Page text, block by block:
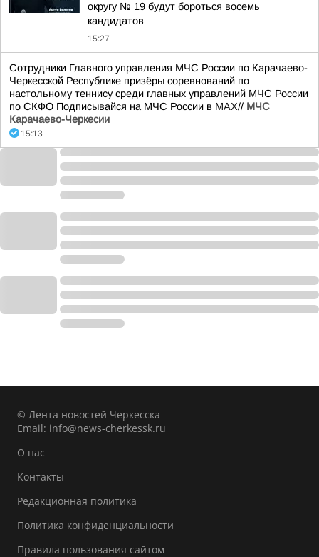
округу № 19 будут бороться восемь
кандидатов
15:27
Сотрудники Главного управления МЧС России по Карачаево-
Черкесской Республике призёры соревнований по
настольному теннису среди главных управлений МЧС России
по СКФО Подписывайся на МЧС России в MAX// МЧС
Карачаево-Черкесии
15:13
© Лента новостей Черкесска
Email: info@news-cherkessk.ru
О нас
Контакты
Редакционная политика
Политика конфиденциальности
Правила пользования сайтом